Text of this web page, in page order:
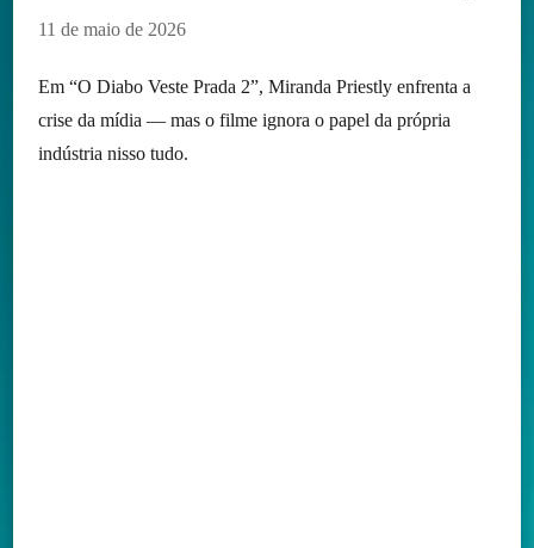
11 de maio de 2026
Em “O Diabo Veste Prada 2”, Miranda Priestly enfrenta a
crise da mídia — mas o filme ignora o papel da própria
indústria nisso tudo.